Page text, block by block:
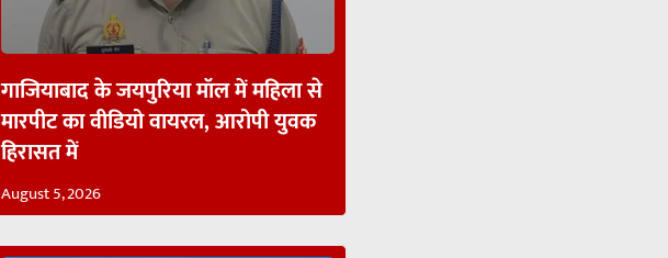
गाजियाबाद के जयपुरिया मॉल में महिला से
मारपीट का वीडियो वायरल, आरोपी युवक
हिरासत में
August 5, 2026